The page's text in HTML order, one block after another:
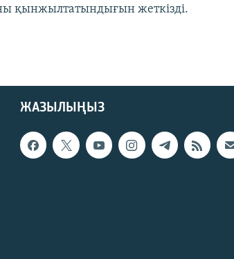
қынжылтатындығын жеткізді.
ЖАЗЫЛЫҢЫЗ